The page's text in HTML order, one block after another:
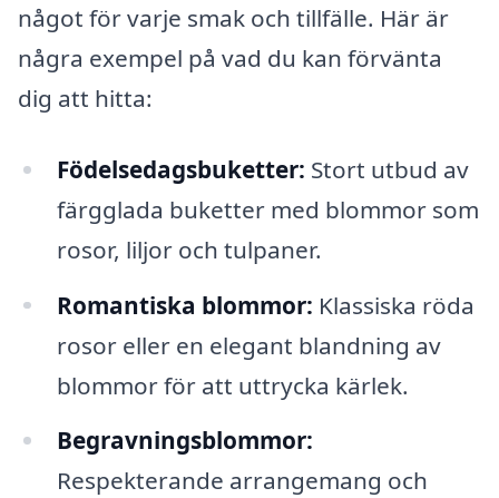
något för varje smak och tillfälle. Här är
några exempel på vad du kan förvänta
dig att hitta:
Födelsedagsbuketter: Stort utbud av
färgglada buketter med blommor som
rosor, liljor och tulpaner.
Romantiska blommor: Klassiska röda
rosor eller en elegant blandning av
blommor för att uttrycka kärlek.
Begravningsblommor:
Respekterande arrangemang och